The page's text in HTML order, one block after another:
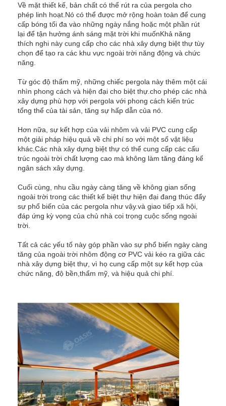
Về chúng tôi
Chuyến tham quan nhà máy
Kiểm soát chất lượng
nói chuyện ngay.
Pergola có màn cửa nhôm
Pergola nhôm cơ giới
Pergola vải kéo lại
mái hiên có thể thu vào
Bức tường che nắng điện
Khu vườn xe hơi
Pergola Louver nhôm nâng cấp
phụ kiện mái hiên
Về mặt thiết kế, bản chất có thể rút ra của pergola cho
phép linh hoạt.Nó có thể được mở rộng hoàn toàn để cung
cấp bóng tối đa vào những ngày nắng hoặc một phần rút
lại để tận hưởng ánh sáng mặt trời khi muốnKhả năng
thích nghi này cung cấp cho các nhà xây dựng biệt thự tùy
chọn để tạo ra các khu vực ngoài trời năng động và chức
năng.
Từ góc độ thẩm mỹ, những chiếc pergola này thêm một cái
nhìn phong cách và hiện đại cho biệt thự.cho phép các nhà
xây dựng phù hợp với pergola với phong cách kiến trúc
tổng thể của tài sản, tăng sự hấp dẫn của nó.
Hơn nữa, sự kết hợp của vải nhôm và vải PVC cung cấp
một giải pháp hiệu quả về chi phí so với một số vật liệu
khác.Các nhà xây dựng biệt thự có thể cung cấp các cấu
trúc ngoài trời chất lượng cao mà không làm tăng đáng kể
ngân sách xây dựng.
Cuối cùng, nhu cầu ngày càng tăng về không gian sống
ngoài trời trong các thiết kế biệt thự hiện đại đang thúc đẩy
sự phổ biến của các pergola như vậy.và giao tiếp xã hội,
đáp ứng kỳ vọng của chủ nhà coi trọng cuộc sống ngoài
trời.
Tất cả các yếu tố này góp phần vào sự phổ biến ngày càng
tăng của ngoài trời nhôm động cơ PVC vải kéo ra giữa các
nhà xây dựng biệt thự, vì họ cung cấp một sự kết hợp của
chức năng, độ bền,thẩm mỹ, và hiệu quả chi phí.